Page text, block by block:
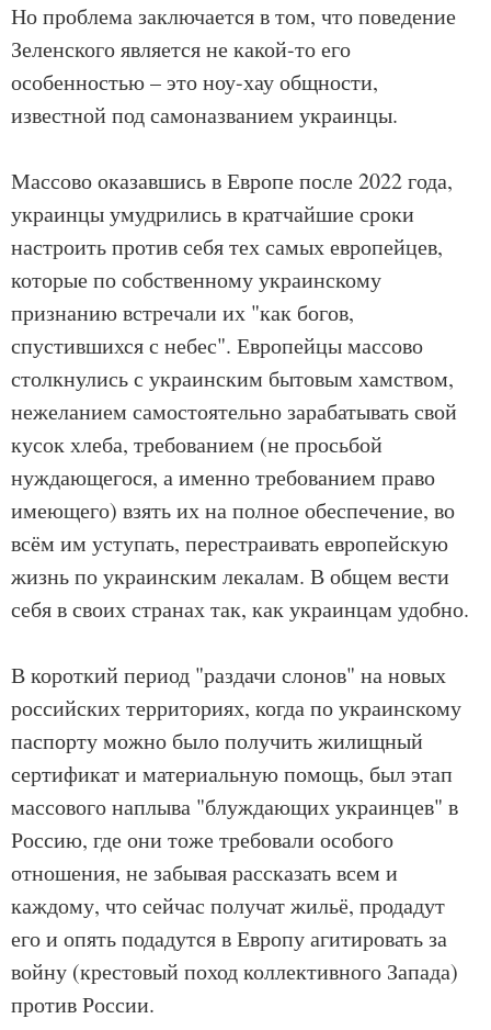
Но проблема заключается в том, что поведение
Зеленского является не какой-то его
особенностью – это ноу-хау общности,
известной под самоназванием украинцы.
Массово оказавшись в Европе после 2022 года,
украинцы умудрились в кратчайшие сроки
настроить против себя тех самых европейцев,
которые по собственному украинскому
признанию встречали их "как богов,
спустившихся с небес". Европейцы массово
столкнулись с украинским бытовым хамством,
нежеланием самостоятельно зарабатывать свой
кусок хлеба, требованием (не просьбой
нуждающегося, а именно требованием право
имеющего) взять их на полное обеспечение, во
всём им уступать, перестраивать европейскую
жизнь по украинским лекалам. В общем вести
себя в своих странах так, как украинцам удобно.
В короткий период "раздачи слонов" на новых
российских территориях, когда по украинскому
паспорту можно было получить жилищный
сертификат и материальную помощь, был этап
массового наплыва "блуждающих украинцев" в
Россию, где они тоже требовали особого
отношения, не забывая рассказать всем и
каждому, что сейчас получат жильё, продадут
его и опять подадутся в Европу агитировать за
войну (крестовый поход коллективного Запада)
против России.